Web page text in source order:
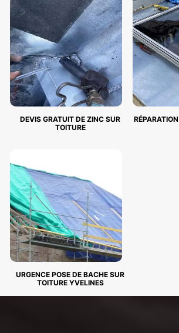
DEVIS GRATUIT DE ZINC SUR
TOITURE
URGENCE POSE DE BACHE SUR
TOITURE YVELINES